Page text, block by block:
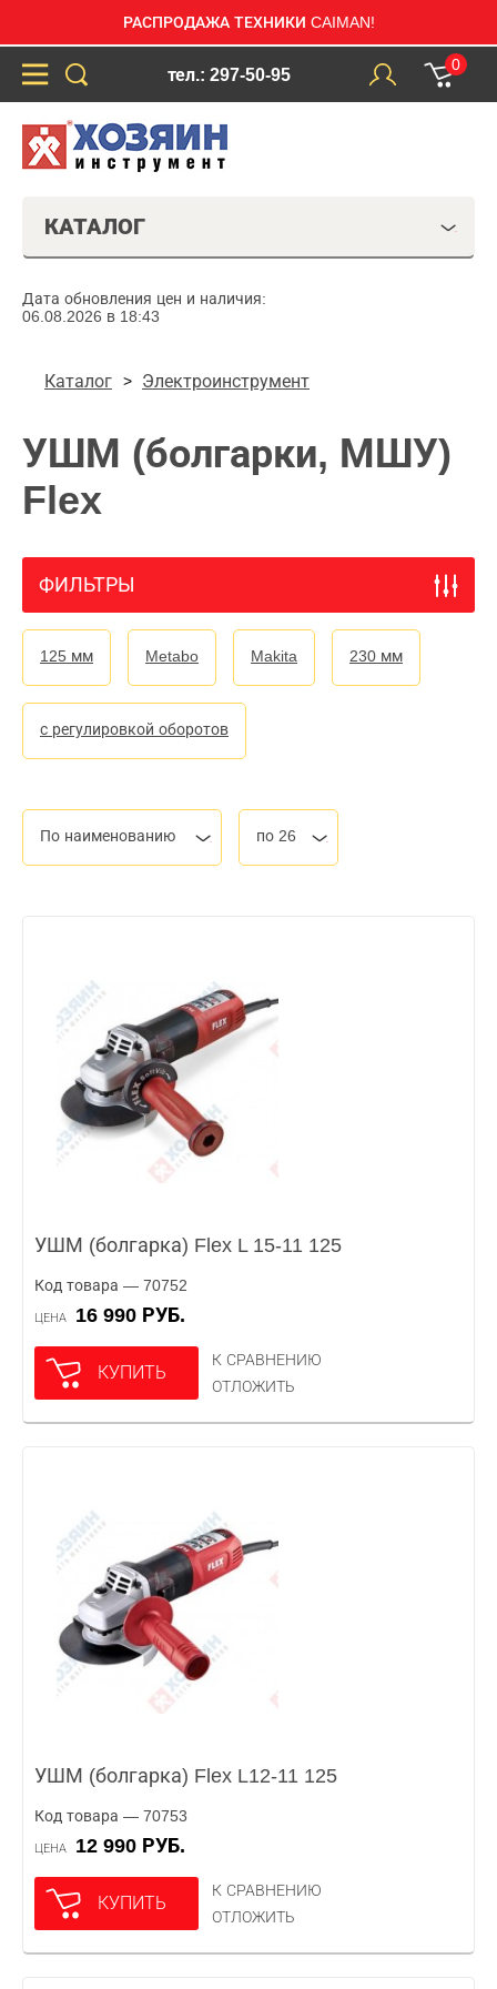
РАСПРОДАЖА ТЕХНИКИ CAIMAN!
тел.: 297-50-95
0
КАТАЛОГ
Дата обновления цен и наличия:
06.08.2026 в 18:43
Каталог Электроинструмент
УШМ (болгарки, МШУ)
Flex
ФИЛЬТРЫ
125 мм Metabo Makita 230 мм
с регулировкой оборотов
По наименованию по 26
УШМ (болгарка) Flex L 15-11 125
Код товара — 70752
ЦЕНА 16 990 РУБ.
КУПИТЬ
К СРАВНЕНИЮ
ОТЛОЖИТЬ
УШМ (болгарка) Flex L12-11 125
Код товара — 70753
ЦЕНА 12 990 РУБ.
КУПИТЬ
К СРАВНЕНИЮ
ОТЛОЖИТЬ